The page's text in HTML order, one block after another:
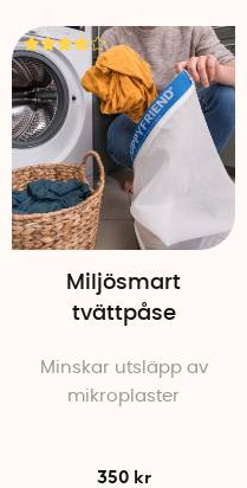
Miljösmart
tvättpåse
Minskar utsläpp av
mikroplaster
350 kr